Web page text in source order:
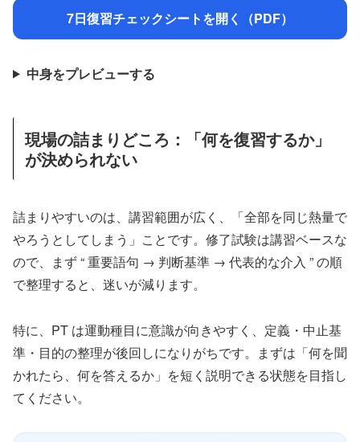
7日復習チェックシートを開く（PDF）
中身をプレビューする
現場の詰まりどころ：「何を復習するか」
が決められない
詰まりやすいのは、講習範囲が広く、「全部を同じ熱量で
やろうとしてしまう」ことです。修了試験は講習ベースな
ので、まず “ 重要語句 → 判断基準 → 代表的な介入 ” の順
で整理すると、迷いが減ります。
特に、PT は運動種目に意識が向きやすく、定義・中止基
準・目的の整理が後回しになりがちです。まずは「何を聞
かれたら、何を答えるか」を短く説明できる状態を目指し
てください。